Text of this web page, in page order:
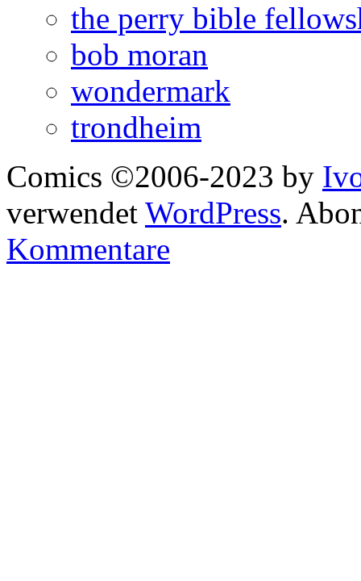
the perry bible
bob moran
wondermark
trondheim
Comics ©2006-2023 by
verwendet WordPress.
Kommentare